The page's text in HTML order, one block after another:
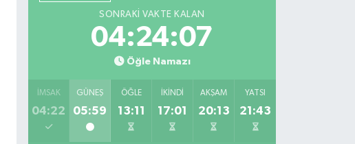
SONRAKI VAKTE KALAN
04:24:06
Öğle Namazı
İMSAK
04:22
GÜNEŞ
05:59
ÖĞLE
13:11
İKINDI
17:01
AKŞAM
20:13
YATSI
21:43